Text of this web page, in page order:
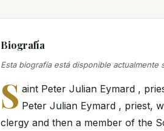
Biografía
Esta biografía está disponible actualmente
S aint Peter Julian Eymard ,
Peter Julian Eymard , priest,
clergy and then a member of the